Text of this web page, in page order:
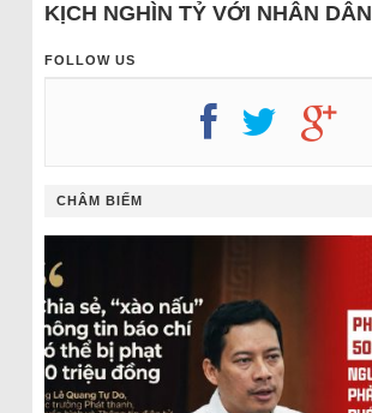
KỊCH NGHÌN TỶ VỚI NHÂN DÂN
FOLLOW US
CHÂM BIẾM